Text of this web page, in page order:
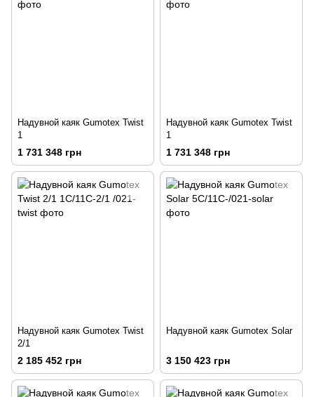
Надувной каяк Gumotex Twist
1
1 731 348 грн
Надувной каяк Gumotex Twist
1
1 731 348 грн
Надувной каяк Gumotex Twist
2/1
2 185 452 грн
Надувной каяк Gumotex Solar
3 150 423 грн